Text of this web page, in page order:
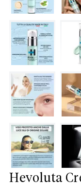
Hevoluta